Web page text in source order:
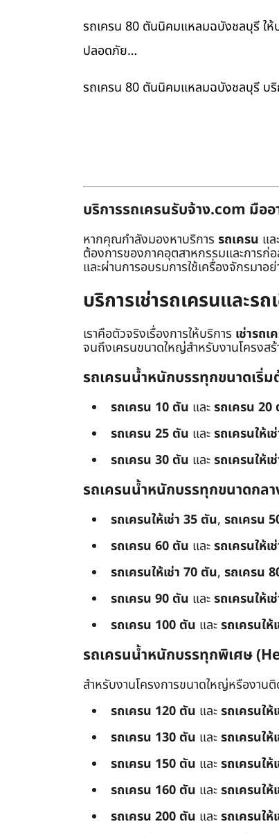
รถเครน 80 ตันนิคมแหลมฉบังชลบุรี ให้
ปลอดภัย…
รถเครน 80 ตันนิคมแหลมฉบังชลบุรี บริ
บริการรถเครนรับจ้าง.com มื
หากคุณกำลังมองหาบริการ รถเครน แล
ต้องการของภาคอุตสาหกรรมและการก่
และผ่านการอบรมการใช้เครื่องจักรมาอ
บริการเช่ารถเครนและร
เราคือตัวจริงเรื่องการให้บริการ เช่ารถเ
จนถึงเครนขนาดใหญ่สำหรับงานโครงส
รถเครนน้ำหนักบรรทุกขนาดเริ่ม
รถเครน 10 ตัน และรถเครน 20
รถเครน 25 ตัน และรถเครนให้เ
รถเครน 30 ตัน และรถเครนให้เ
รถเครนน้ำหนักบรรทุกขนาดกล
รถเครนให้เช่า 35 ตัน, รถเครน
รถเครน 60 ตัน และรถเครนให้เ
รถเครนให้เช่า 70 ตัน, รถเครน
รถเครน 90 ตัน และรถเครนให้เ
รถเครน 100 ตัน และรถเครนให้
รถเครนน้ำหนักบรรทุกพิเศษ
สำหรับงานโครงการขนาดใหญ่หรืองาน
รถเครน 120 ตัน และรถเครนให้
รถเครน 130 ตัน และรถเครนให้
รถเครน 150 ตัน และรถเครนให้
รถเครน 160 ตัน และรถเครนให้
รถเครน 200 ตัน และรถเครนให้